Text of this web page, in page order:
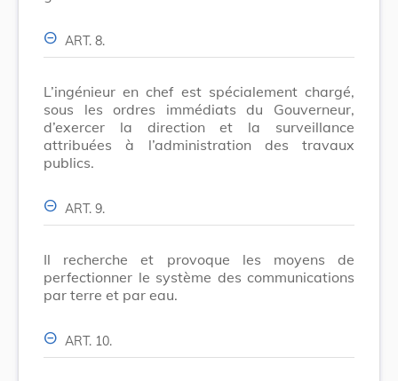
ART. 8.
L’ingénieur en chef est spécialement chargé,
sous les ordres immédiats du Gouverneur,
d’exercer la direction et la surveillance
attribuées à l’administration des travaux
publics.
ART. 9.
Il recherche et provoque les moyens de
perfectionner le système des communications
par terre et par eau.
ART. 10.